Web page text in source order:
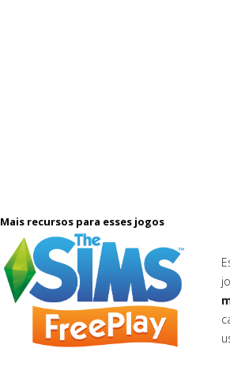
Mais recursos para esses jogos